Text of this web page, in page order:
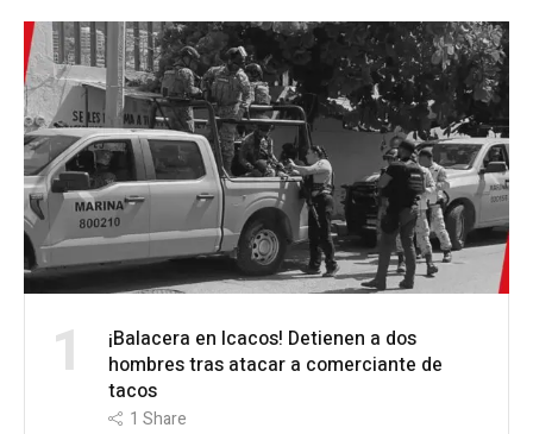
1
¡Balacera en Icacos! Detienen a dos
hombres tras atacar a comerciante de
tacos
1 Share